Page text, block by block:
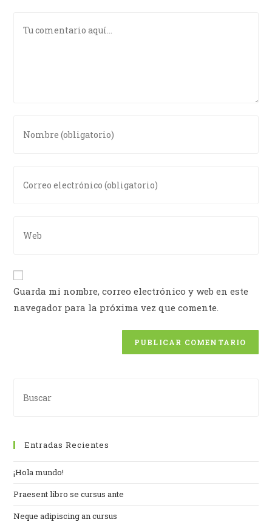
Guarda mi nombre, correo electrónico y web en este
navegador para la próxima vez que comente.
Entradas Recientes
¡Hola mundo!
Praesent libro se cursus ante
Neque adipiscing an cursus